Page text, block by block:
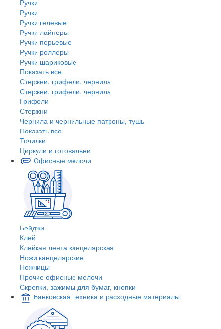
Ручки
Ручки
Ручки гелевые
Ручки лайнеры
Ручки перьевые
Ручки роллеры
Ручки шариковые
Показать все
Стержни, грифели, чернила
Стержни, грифели, чернила
Грифели
Стержни
Чернила и чернильные патроны, тушь
Показать все
Точилки
Циркули и готовальни
Офисные мелочи
Бейджи
Клей
Клейкая лента канцелярская
Ножи канцелярские
Ножницы
Прочие офисные мелочи
Скрепки, зажимы для бумаг, кнопки
Банковская техника и расходные материалы